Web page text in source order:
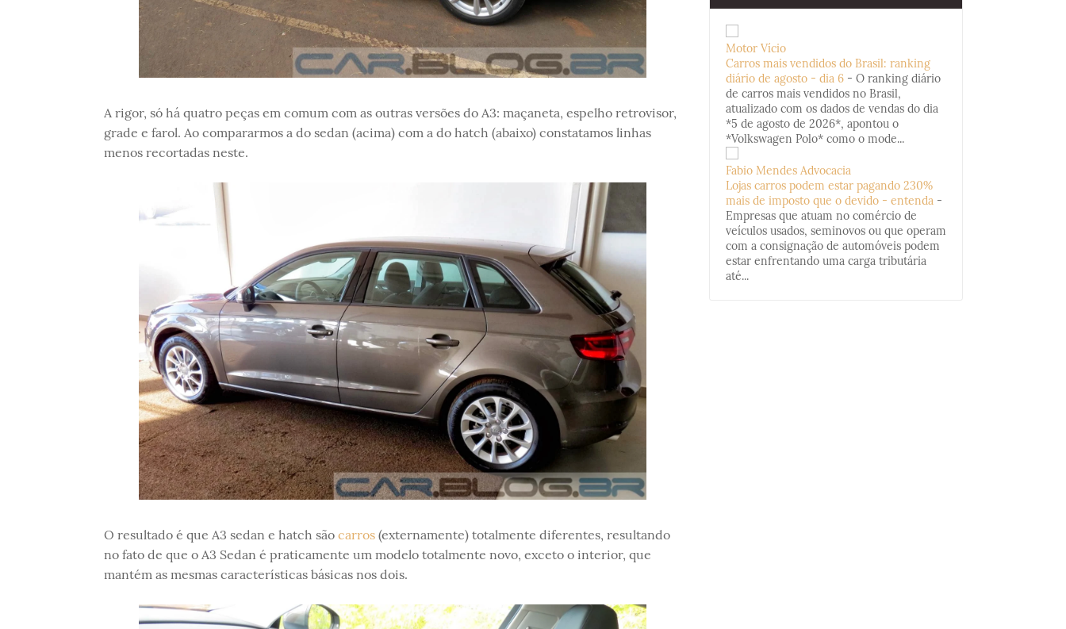
A rigor, só há quatro peças em comum com as outras versões do A3: maçaneta, espelho retrovisor,
grade e farol. Ao compararmos a do sedan (acima) com a do hatch (abaixo) constatamos linhas
menos recortadas neste.
O resultado é que A3 sedan e hatch são carros(externamente) totalmente diferentes, resultando
no fato de que o A3 Sedan é praticamente um modelo totalmente novo, exceto o interior, que
mantém as mesmas características básicas nos dois.
Motor Vício
Carros mais vendidos do Brasil: ranking
diário de agosto - dia 6 - O ranking diário
de carros mais vendidos no Brasil,
atualizado com os dados de vendas do dia
*5 de agosto de 2026*, apontou o
*Volkswagen Polo* como o mode...
Fabio Mendes Advocacia
Lojas carros podem estar pagando 230%
mais de imposto que o devido - entenda -
Empresas que atuam no comércio de
veículos usados, seminovos ou que operam
com a consignação de automóveis podem
estar enfrentando uma carga tributária
até...